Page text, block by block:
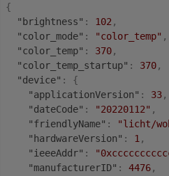
{
"brightness" : 102 ,
"color_mode" : "color_temp" ,
"color_temp" : 370,
"color_temp_startup" : 370,
"device" :
{
"applicationVersion" : 33,
"dateCode" : "20220112" ,
"friendlyName" : "licht/
"hardwareVersion" : 1 ,
"ieeeAddr" :
"manufacturerID" : 4476,